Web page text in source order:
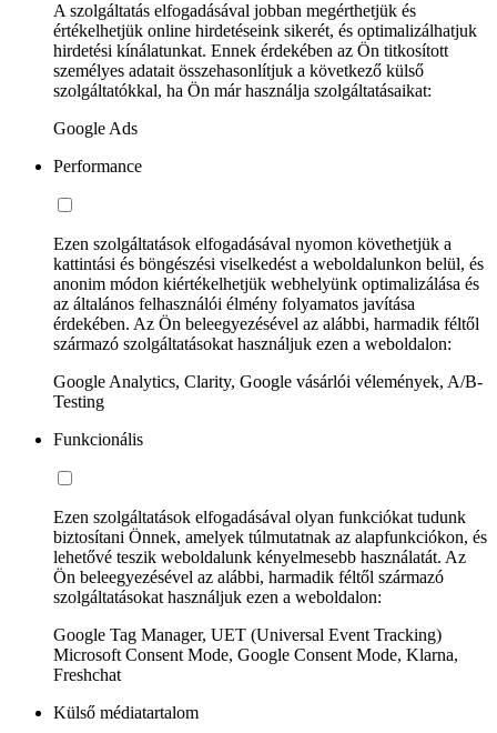
A szolgáltatás elfogadásával jobban megérthetjük és
értékelhetjük online hirdetéseink sikerét, és optimalizálhatjuk
hirdetési kínálatunkat. Ennek érdekében az Ön titkosított
személyes adatait összehasonlítjuk a következő külső
szolgáltatókkal, ha Ön már használja szolgáltatásaikat:
Google Ads
Performance
Ezen szolgáltatások elfogadásával nyomon követhetjük a
kattintási és böngészési viselkedést a weboldalunkon belül, és
anonim módon kiértékelhetjük webhelyünk optimalizálása és
az általános felhasználói élmény folyamatos javítása
érdekében. Az Ön beleegyezésével az alábbi, harmadik féltől
származó szolgáltatásokat használjuk ezen a weboldalon:
Google Analytics, Clarity, Google vásárlói vélemények, A/B-
Testing
Funkcionális
Ezen szolgáltatások elfogadásával olyan funkciókat tudunk
biztosítani Önnek, amelyek túlmutatnak az alapfunkciókon, és
lehetővé teszik weboldalunk kényelmesebb használatát. Az
Ön beleegyezésével az alábbi, harmadik féltől származó
szolgáltatásokat használjuk ezen a weboldalon:
Google Tag Manager, UET (Universal Event Tracking)
Microsoft Consent Mode, Google Consent Mode, Klarna,
Freshchat
Külső médiatartalom